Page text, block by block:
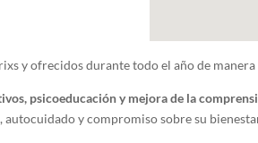
y ofrecidos durante todo el año de
psicoeducación y mejora de la
y compromiso sobre su